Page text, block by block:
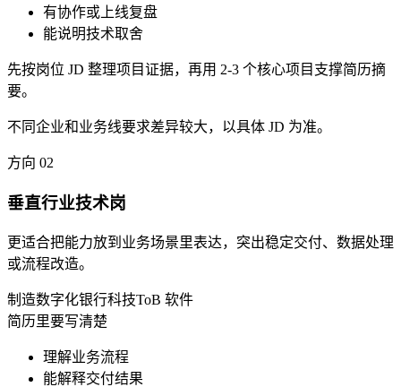
有协作或上线复盘
能说明技术取舍
先按岗位 JD 整理项目证据，再用 2-3 个核心项目支撑简历摘
要。
不同企业和业务线要求差异较大，以具体 JD 为准。
方向 02
垂直行业技术岗
更适合把能力放到业务场景里表达，突出稳定交付、数据处理
或流程改造。
制造数字化银行科技ToB 软件
简历里要写清楚
理解业务流程
能解释交付结果